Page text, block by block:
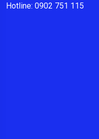
Hotline: 0902 751 115